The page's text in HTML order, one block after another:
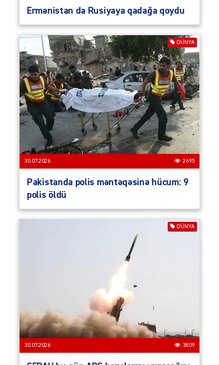
Ermənistan da Rusiyaya qadağa qoydu
DÜNYA
30.07.2026 2695
Pakistanda polis məntəqəsinə hücum: 9
polis öldü
DÜNYA
30.07.2026 3809